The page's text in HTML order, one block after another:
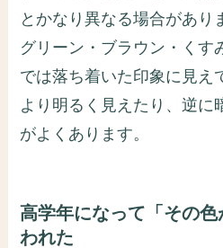
とかなり異なる場合があり
グリーン・ブラウン・くす
では落ち着いた印象に見え
より明るく見えたり、逆に
がよくあります。
高学年になって「その
われた